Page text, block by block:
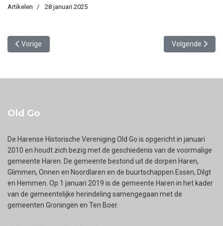
Artikelen 28 januari 2025
Vorig artikel: De Wolddeelen
Vorige Volgende
Volgende
Old Go
De Harense Historische Vereniging Old Go is opgericht in januari
2010 en houdt zich bezig met de geschiedenis van de voormalige
gemeente Haren. De gemeente bestond uit de dorpen Haren,
Glimmen, Onnen en Noordlaren en de buurtschappen Essen, Dilgt
en Hemmen. Op 1 januari 2019 is de gemeente Haren in het kader
van de gemeentelijke herindeling samengegaan met de
gemeenten Groningen en Ten Boer.